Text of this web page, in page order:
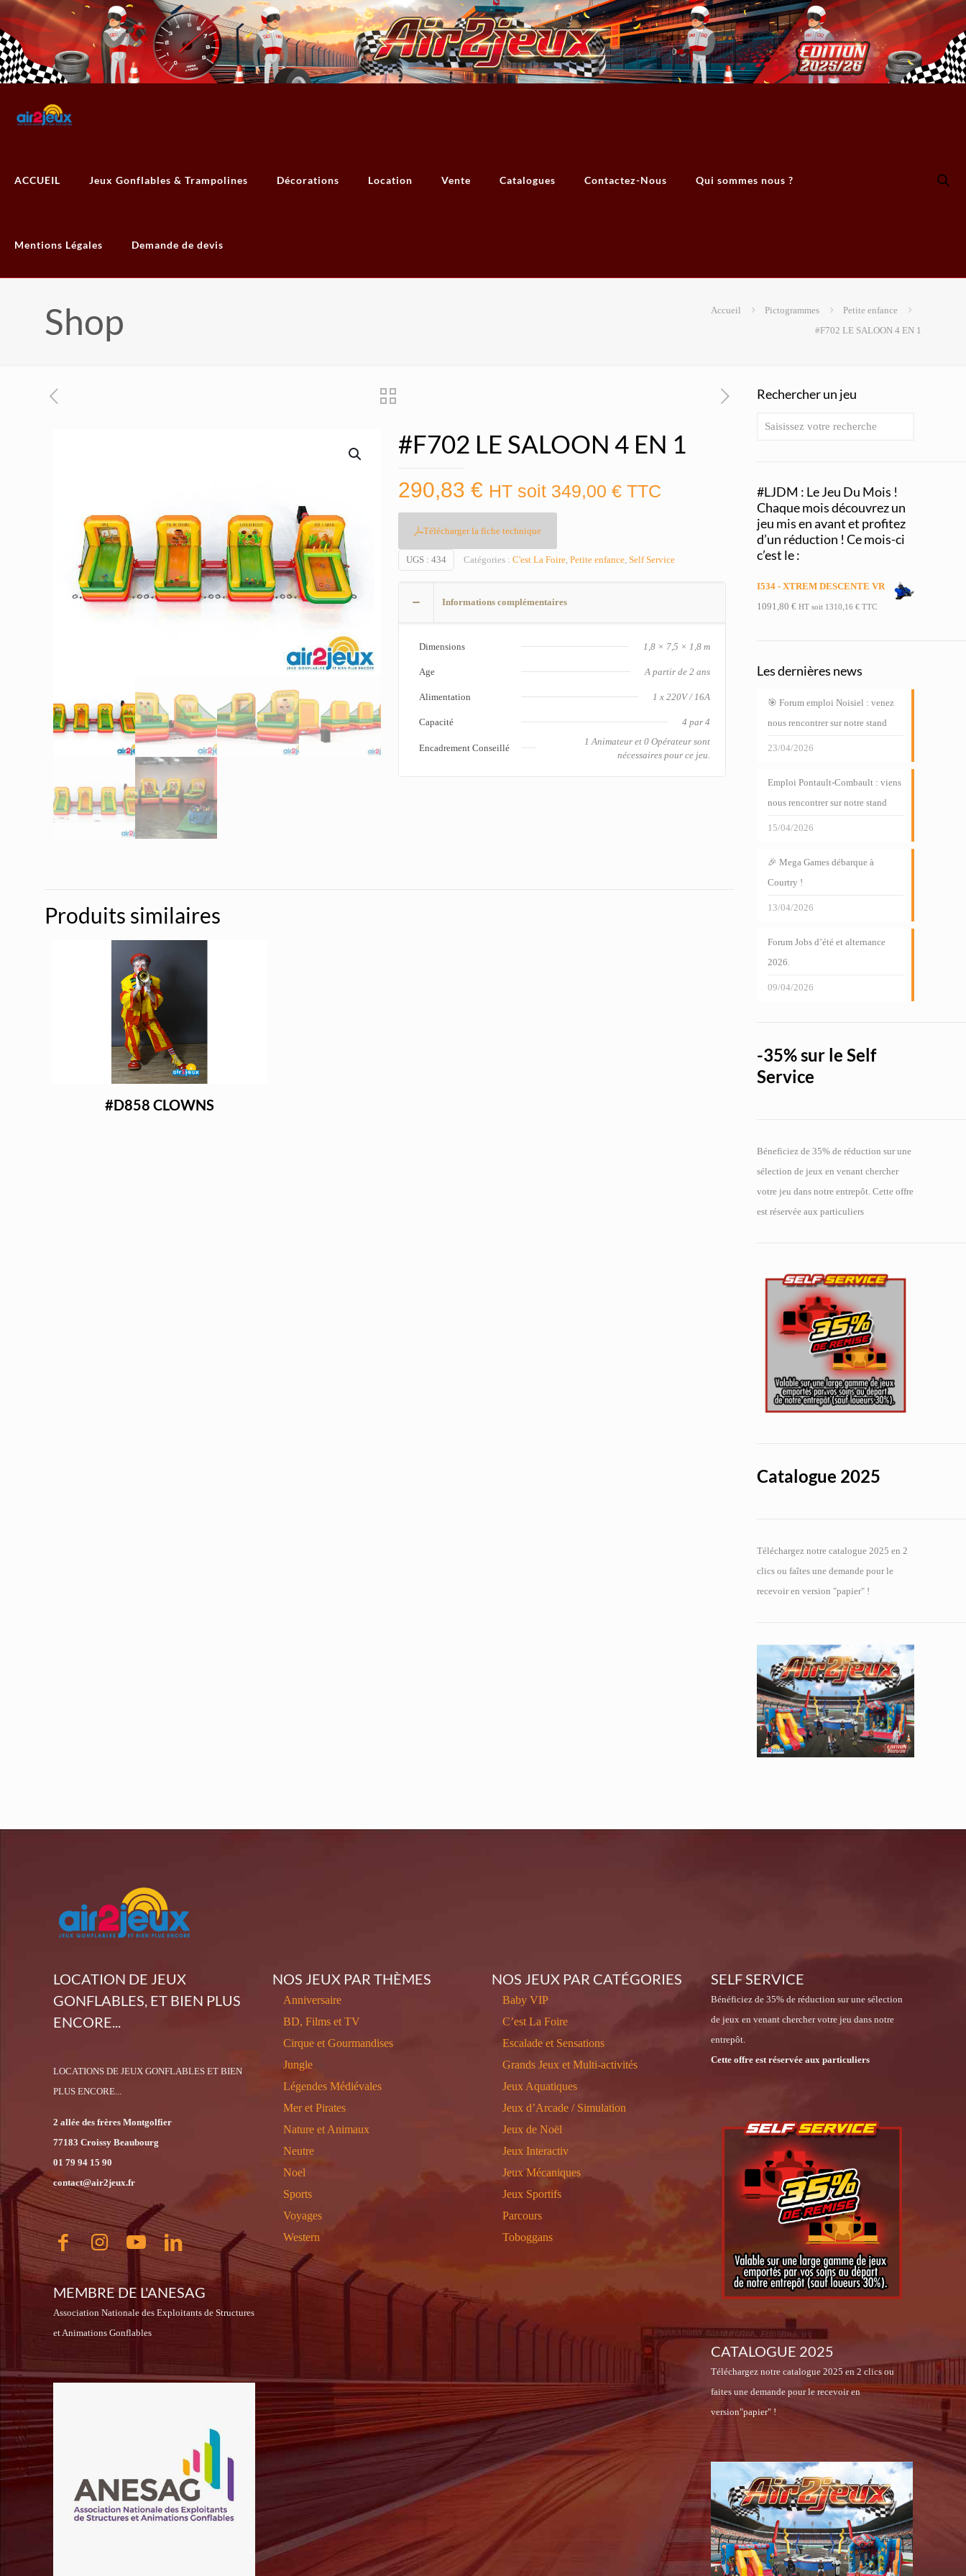
ACCUEIL Jeux Gonflables & Trampolines Décorations Location Vente Catalogues Contactez-Nous Qui sommes nous ?
Mentions Légales Demande de devis
Shop Accueil Pictogrammes
Petite enfance
#F702 LE SALOON 4 EN 1
#F702 LE SALOON 4 EN 1
290,83 € HT soit 349,00 €TTC
Télécharger la fiche technique
UGS : 434 Catégories : C'est La Foire, Petite enfance, Self Service
Informations complémentaires
Dimensions 1,8 × 7,5 × 1,8 m
Age A partir de 2 ans
Alimentation 1 x 220V / 16A
Capacité 4 par 4
Encadrement Conseillé
1 Animateur et 0 Opérateur sont
nécessaires pour ce jeu.
Produits similaires
#D858 CLOWNS
Rechercher un jeu
#LJDM : Le Jeu Du Mois !
Chaque mois découvrez un
jeu mis en avant et profitez
d’un réduction ! Ce mois-ci
c’est le :
I534 - XTREM DESCENTE VR
1091,80 € HT soit 1310,16 €TTC
Les dernières news
🎯 Forum emploi Noisiel : venez
nous rencontrer sur notre stand
23/04/2026
Emploi Pontault-Combault : viens
nous rencontrer sur notre stand
15/04/2026
🎉 Mega Games débarque à
Courtry !
13/04/2026
Forum Jobs d’été et alternance
2026.
09/04/2026
-35% sur le Self
Service
Béneficiez de 35% de réduction sur une
sélection de jeux en venant chercher
votre jeu dans notre entrepôt. Cette offre
est réservée aux particuliers
Catalogue 2025
Téléchargez notre catalogue 2025 en 2
clics ou faîtes une demande pour le
recevoir en version "papier" !
LOCATION DE JEUX
GONFLABLES, ET BIEN PLUS
ENCORE...
LOCATIONS DE JEUX GONFLABLES ET BIEN
PLUS ENCORE...
2 allée des frères Montgolfier
77183 Croissy Beaubourg
01 79 94 15 90
contact@air2jeux.fr
MEMBRE DE L'ANESAG
Association Nationale des Exploitants de Structures
et Animations Gonflables
NOS JEUX PAR THÈMES
Anniversaire
BD, Films et TV
Cirque et Gourmandises
Jungle
Légendes Médiévales
Mer et Pirates
Nature et Animaux
Neutre
Noel
Sports
Voyages
Western
NOS JEUX PAR CATÉGORIES
Baby VIP
C’est La Foire
Escalade et Sensations
Grands Jeux et Multi-activités
Jeux Aquatiques
Jeux d’Arcade / Simulation
Jeux de Noël
Jeux Interactiv
Jeux Mécaniques
Jeux Sportifs
Parcours
Toboggans
SELF SERVICE
Bénéficiez de 35% de réduction sur une sélection
de jeux en venant chercher votre jeu dans notre
entrepôt.
Cette offre est réservée aux particuliers
CATALOGUE 2025
Téléchargez notre catalogue 2025 en 2 clics ou
faites une demande pour le recevoir en
version"papier" !